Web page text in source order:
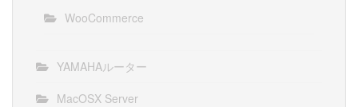
WooCommerce
YAMAHAルーター
MacOSX Server